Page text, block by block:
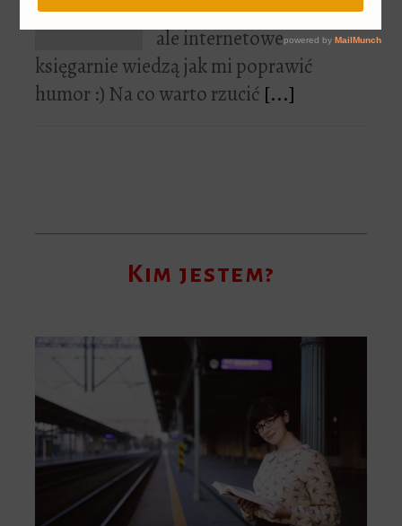
Nie lubię poniedziałków,
ale internetowe
księgarnie wiedzą jak mi poprawić
humor :) Na co warto rzucić [...]
Kim jestem?